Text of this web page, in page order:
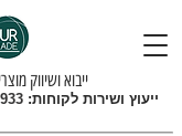
ייעוץ ושירות לקוחות:
ייבוא ושיווק